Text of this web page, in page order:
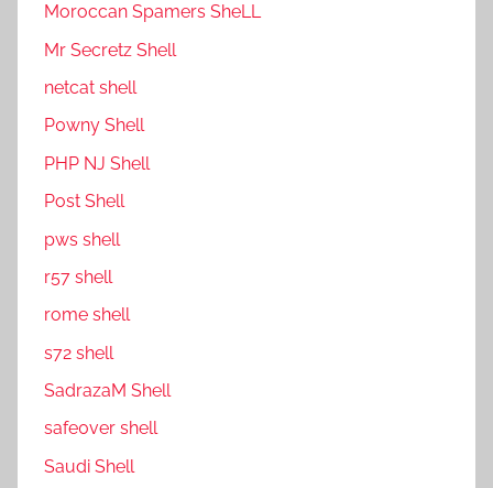
Moroccan Spamers SheLL
Mr Secretz Shell
netcat shell
P0wny Shell
PHP NJ Shell
Post Shell
pws shell
r57 shell
rome shell
s72 shell
SadrazaM Shell
safe0ver shell
Saudi Shell